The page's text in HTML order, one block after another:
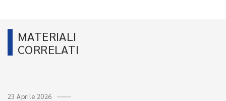
MATERIALI
CORRELATI
23 Aprile 2026